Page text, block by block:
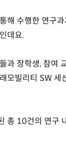
해 수행한 연구
데요.
과 장학생, 참여
모빌리티 SW 세
총 10건의 연구